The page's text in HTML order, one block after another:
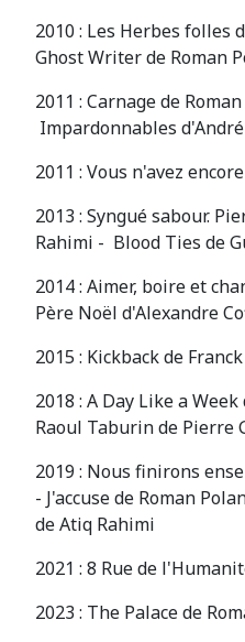
2010 : Les Herbes folles
Ghost Writer de Roman
2011 : Carnage de
Impardonnables
2011 : Vous n'avez
2013 : Syngué sabour.
Rahimi - Blood Ties de
2014 : Aimer, boire et
Père Noël d'Alexandre
2015 : Kickback de
2018 : A Day Like a
Raoul Taburin de Pierre
2019 : Nous finirons
- J'accuse de Roman
de Atiq Rahimi
2021 : 8 Rue de
2023 : The Palace de